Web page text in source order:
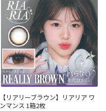
【リアリーブラウン】リアリア ワ
ンマンス 1箱2枚